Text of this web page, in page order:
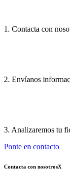
1. Contacta con
2. Envíanos
3. Analizaremos tu
Ponte en contacto
Contacta con nosotrosX